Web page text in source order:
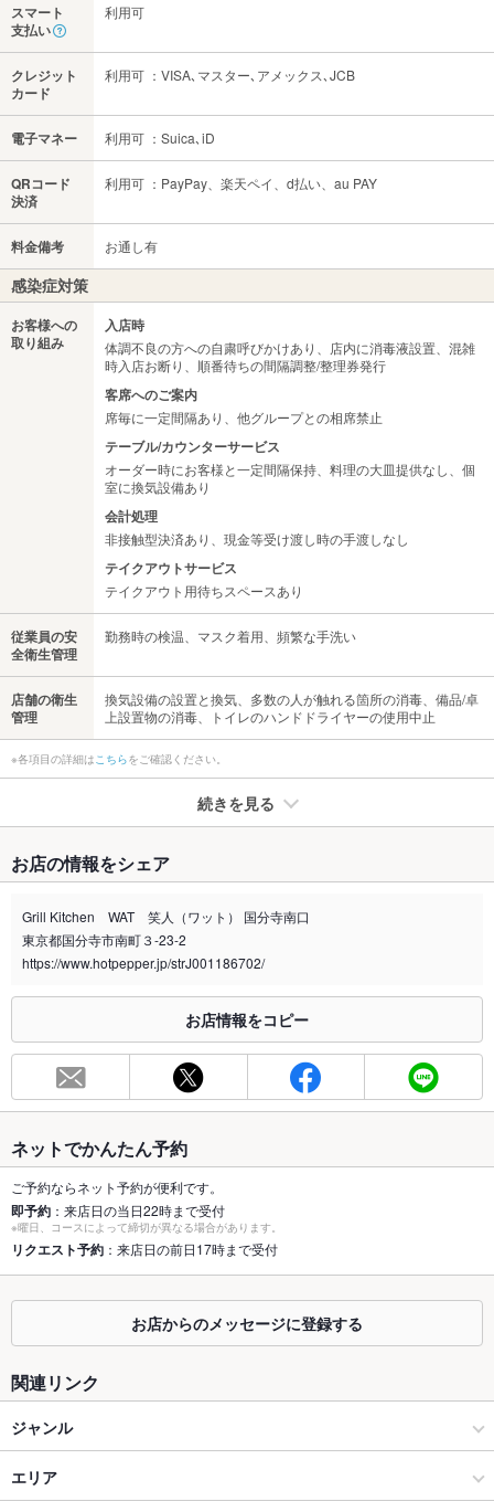
スマート
支払い
利用可
クレジット
カード
利用可 ：VISA､マスター､アメックス､JCB
電子マネー 利用可 ：Suica､iD
QRコード
決済
利用可 ：PayPay、楽天ペイ、d払い、au PAY
料金備考 お通し有
感染症対策
お客様への
取り組み
入店時
体調不良の方への自粛呼びかけあり、店内に消毒液設置、混雑
時入店お断り、順番待ちの間隔調整/整理券発行
客席へのご案内
席毎に一定間隔あり、他グループとの相席禁止
テーブル/カウンターサービス
オーダー時にお客様と一定間隔保持、料理の大皿提供なし、個
室に換気設備あり
会計処理
非接触型決済あり、現金等受け渡し時の手渡しなし
テイクアウトサービス
テイクアウト用待ちスペースあり
従業員の安
全衛生管理
勤務時の検温、マスク着用、頻繁な手洗い
店舗の衛生
管理
換気設備の設置と換気、多数の人が触れる箇所の消毒、備品/卓
上設置物の消毒、トイレのハンドドライヤーの使用中止
※各項目の詳細はこちらをご確認ください。
続きを見る
禁煙・喫煙
全席喫煙可
店外に喫煙スペースあります！！
喫煙専用室 なし
お席
総席数
74席(平日10名様～、週末15名様～貸切応相談！お気軽に相談
ください。)
最大宴会収
50人(平日10名様～、週末15名様～貸切応相談！お気軽に相談
個室
あり ：２階には５０名様まで入れるフロアーをご用意してま
す。プロジェクター完備！１００インチスクリーンあり！
なし ：全席テーブル席となります。
カウンター
ソファー
お店の情報をシェア
Grill Kitchen WAT 笑人（ワット） 国分寺南口
東京都国分寺市南町３-23-2
https://www.hotpepper.jp/strJ001186702/
お店情報をコピー
ネットでかんたん予約
ご予約ならネット予約が便利です。
即予約 ：来店日の当日22時まで受付
※曜日、コースによって締切が異なる場合があります。
リクエスト予約 ：来店日の前日17時まで受付
お店からのメッセージに登録する
関連リンク
ジャンル
居酒屋
エリア